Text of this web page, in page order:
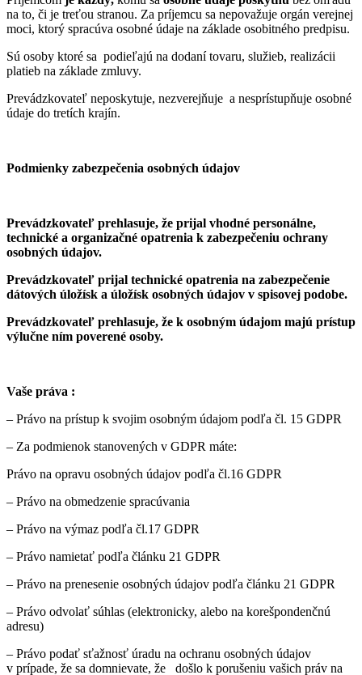
na to, či je treťou stranou. Za príjemcu sa nepovažuje orgán verejnej
moci, ktorý spracúva osobné údaje na základe osobitného predpisu.
Sú osoby ktoré sa podieľajú na dodaní tovaru, služieb, realizácii
platieb na základe zmluvy.
Prevádzkovateľ neposkytuje, nezverejňuje a nesprístupňuje osobné
údaje do tretích krajín.
Podmienky zabezpečenia osobných údajov
Prevádzkovateľ prehlasuje, že prijal vhodné personálne,
technické a organizačné opatrenia k zabezpečeniu ochrany
osobných údajov.
Prevádzkovateľ prijal technické opatrenia na zabezpečenie
dátových úložísk a úložísk osobných údajov v spisovej podobe.
Prevádzkovateľ prehlasuje, že k osobným údajom majú prístup
výlučne ním poverené osoby.
Vaše práva :
– Právo na prístup k svojim osobným údajom podľa čl. 15 GDPR
– Za podmienok stanovených v GDPR máte:
Právo na opravu osobných údajov podľa čl.16 GDPR
– Právo na obmedzenie spracúvania
– Právo na výmaz podľa čl.17 GDPR
– Právo namietať podľa článku 21 GDPR
– Právo na prenesenie osobných údajov podľa článku 21 GDPR
– Právo odvolať súhlas (elektronicky, alebo na korešpondenčnú
adresu)
– Právo podať sťažnosť úradu na ochranu osobných údajov
v prípade, že sa domnievate, že došlo k porušeniu vašich práv na